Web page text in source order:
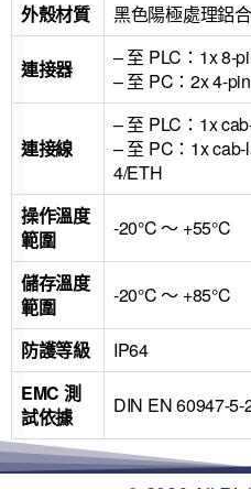
外殼材質
黑色陽極處理鋁
連接器
– 至 PLC：1x 8-
– 至 PC：2x 4-
連接線
– 至 PLC：1x
– 至 PC：1x
4/ETH
操作溫度
範圍
-20°C ～ +55°C
儲存溫度
範圍
-20°C ～ +85°C
防護等級
IP64
EMC 測
試依據
DIN EN 60947-5-